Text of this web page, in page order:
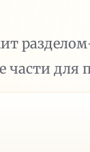
части для